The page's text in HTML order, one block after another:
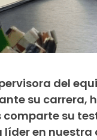
del
su carrera,
comparte su
líder en